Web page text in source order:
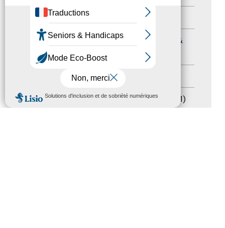
MENU
Formation
Journées nationales Tourisme &
Handicap
(5)
Salons(11)
Sommet mondial du tourisme (1)